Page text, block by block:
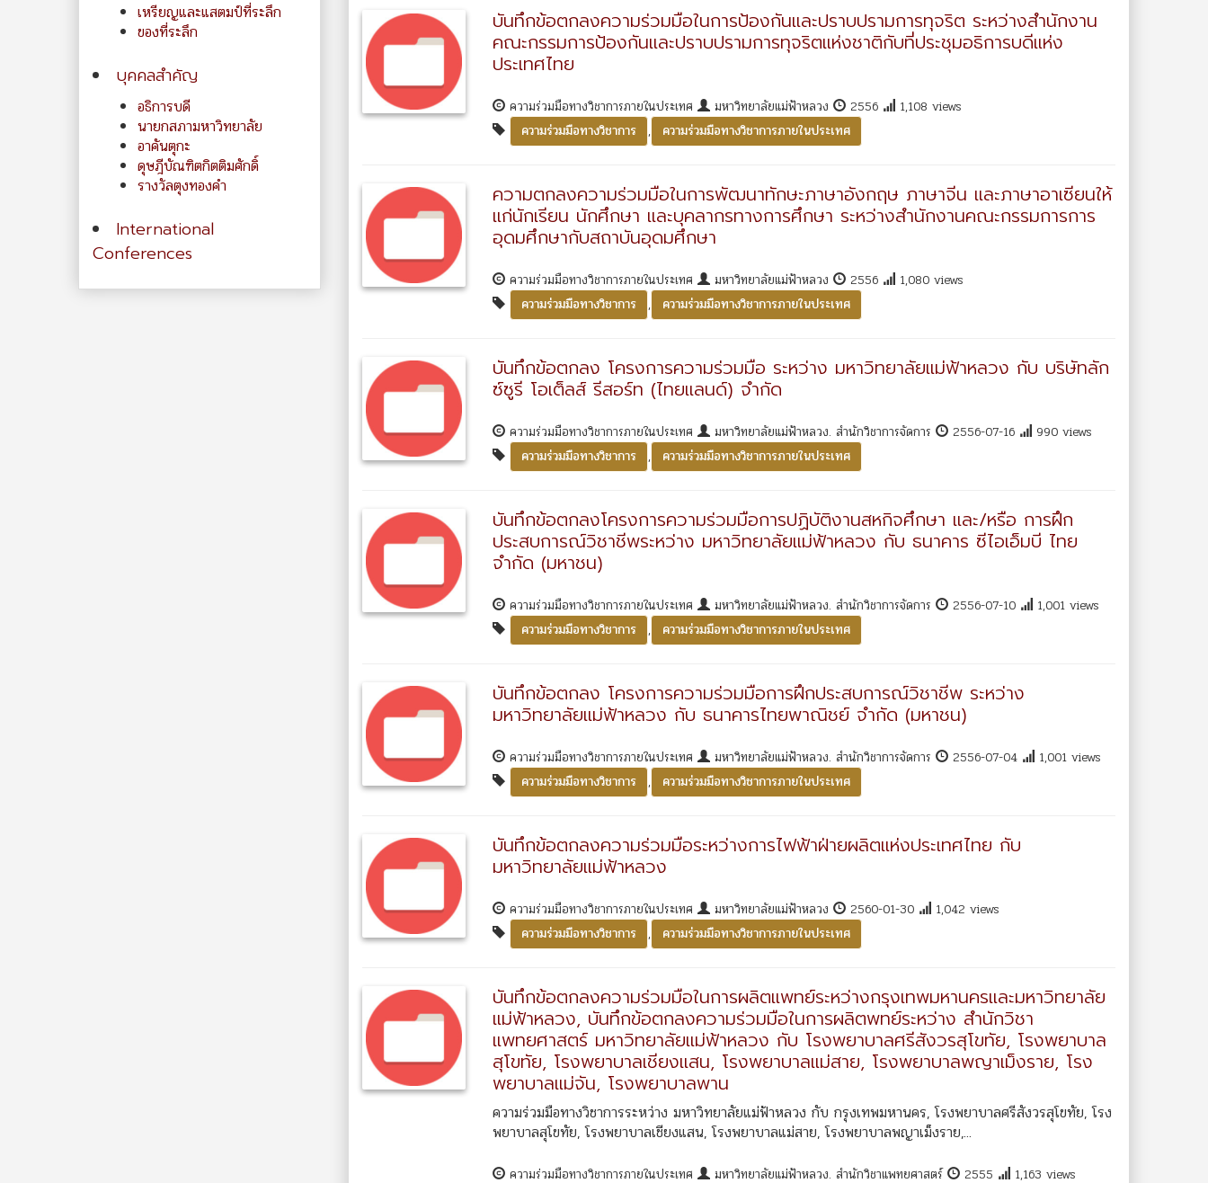
เหรียญและแสตมป์ที่ระลึก
ของที่ระลึก
บุคคลสำคัญ
อธิการบดี
นายกสภามหาวิทยาลัย
อาคันตุกะ
ดุษฎีบัณฑิตกิตติมศักดิ์
รางวัลตุงทองคำ
International
Conferences
บันทึกข้อตกลงความร่วมมือในการป้องกันและปราบปรามการทุจริต ระหว่างสำนักงาน
คณะกรรมการป้องกันและปราบปรามการทุจริตแห่งชาติกับที่ประชุมอธิการบดีแห่ง
ประเทศไทย
ความร่วมมือทางวิชาการภายในประเทศ มหาวิทยาลัยแม่ฟ้าหลวง 2556
1,108 views
ความร่วมมือทางวิชาการ
, ความร่วมมือทางวิชาการภายในประเทศ
ความตกลงความร่วมมือในการพัฒนาทักษะภาษาอังกฤษ ภาษาจีน และภาษาอาเซียนให้
แก่นักเรียน นักศึกษา และบุคลากรทางการศึกษา ระหว่างสำนักงานคณะกรรมการการ
อุดมศึกษากับสถาบันอุดมศึกษา
ความร่วมมือทางวิชาการภายในประเทศ มหาวิทยาลัยแม่ฟ้าหลวง 2556
1,080 views
ความร่วมมือทางวิชาการ
, ความร่วมมือทางวิชาการภายในประเทศ
บันทึกข้อตกลง โครงการความร่วมมือ ระหว่าง มหาวิทยาลัยแม่ฟ้าหลวง กับ บริษัทลัก
ซ์ซูรี โอเต็ลส์ รีสอร์ท (ไทยแลนด์) จำกัด
ความร่วมมือทางวิชาการภายในประเทศ มหาวิทยาลัยแม่ฟ้าหลวง. สำนักวิชาการจัดการ 2556-07-16
990 views
ความร่วมมือทางวิชาการ
, ความร่วมมือทางวิชาการภายในประเทศ
บันทึกข้อตกลงโครงการความร่วมมือการปฏิบัติงานสหกิจศึกษา และ/หรือ การฝึก
ประสบการณ์วิชาชีพระหว่าง มหาวิทยาลัยแม่ฟ้าหลวง กับ ธนาคาร ซีไอเอ็มบี ไทย
จำกัด (มหาชน)
ความร่วมมือทางวิชาการภายในประเทศ มหาวิทยาลัยแม่ฟ้าหลวง. สำนักวิชาการจัดการ 2556-07-10
1,001 views
ความร่วมมือทางวิชาการ
, ความร่วมมือทางวิชาการภายในประเทศ
บันทึกข้อตกลง โครงการความร่วมมือการฝึกประสบการณ์วิชาชีพ ระหว่าง
มหาวิทยาลัยแม่ฟ้าหลวง กับ ธนาคารไทยพาณิชย์ จำกัด (มหาชน)
ความร่วมมือทางวิชาการภายในประเทศ มหาวิทยาลัยแม่ฟ้าหลวง. สำนักวิชาการจัดการ 2556-07-04
1,001 views
ความร่วมมือทางวิชาการ
, ความร่วมมือทางวิชาการภายในประเทศ
บันทึกข้อตกลงความร่วมมือระหว่างการไฟฟ้าฝ่ายผลิตแห่งประเทศไทย กับ
มหาวิทยาลัยแม่ฟ้าหลวง
ความร่วมมือทางวิชาการภายในประเทศ มหาวิทยาลัยแม่ฟ้าหลวง 2560-01-30
1,042 views
ความร่วมมือทางวิชาการ
, ความร่วมมือทางวิชาการภายในประเทศ
บันทึกข้อตกลงความร่วมมือในการผลิตแพทย์ระหว่างกรุงเทพมหานครและมหาวิทยาลัย
แม่ฟ้าหลวง, บันทึกข้อตกลงความร่วมมือในการผลิตพทย์ระหว่าง สำนักวิชา
แพทยศาสตร์ มหาวิทยาลัยแม่ฟ้าหลวง กับ โรงพยาบาลศรีสังวรสุโขทัย, โรงพยาบาล
สุโขทัย, โรงพยาบาลเชียงแสน, โรงพยาบาลแม่สาย, โรงพยาบาลพญาเม็งราย, โรง
พยาบาลแม่จัน, โรงพยาบาลพาน
ความร่วมมือทางวิชาการระหว่าง มหาวิทยาลัยแม่ฟ้าหลวง กับ กรุงเทพมหานคร, โรงพยาบาลศรีสังวรสุโขทัย, โรง
พยาบาลสุโขทัย, โรงพยาบาลเชียงแสน, โรงพยาบาลแม่สาย, โรงพยาบาลพญาเม็งราย,...
ความร่วมมือทางวิชาการภายในประเทศ มหาวิทยาลัยแม่ฟ้าหลวง. สำนักวิชาแพทยศาสตร์ 2555 1,163 views